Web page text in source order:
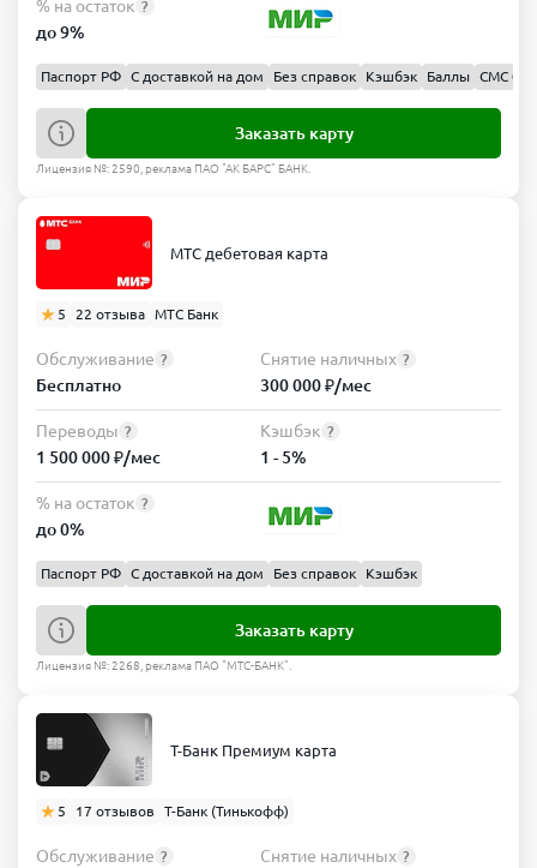
% на остаток ?
до 9%
Паспорт РФ С доставкой на дом Без справок Кэшбэк Баллы СМС 0 ₽
Заказать карту
Лицензия №: 2590, реклама ПАО "АК БАРС" БАНК.
МТС дебетовая карта
5 22 отзыва МТС Банк
Обслуживание ?
Бесплатно
Снятие наличных ?
300 000 ₽/мес
Переводы ?
1 500 000 ₽/мес
Кэшбэк ?
1 - 5%
% на остаток ?
до 0%
Паспорт РФ С доставкой на дом Без справок Кэшбэк
Заказать карту
Лицензия №: 2268, реклама ПАО "МТС-БАНК".
Т-Банк Премиум карта
5 17 отзывов Т-Банк (Тинькофф)
Обслуживание ? Снятие наличных ?